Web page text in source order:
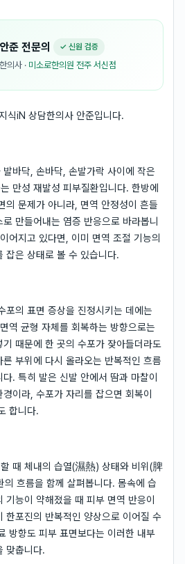
안준 전문의 ✓ 신원 검증
한의사 · 미소로한의원 전주 서신점
식iN 상담한의사 안준입니다.
바닥, 손바닥, 손발가락 사이에 작은
만성 재발성 피부질환입니다. 한방에
의 문제가 아니라, 면역 안정성이 흔들
만들어내는 염증 반응으로 바라봅니
어지고 있다면, 이미 면역 조절 기능의
잡은 상태로 볼 수 있습니다.
포의 표면 증상을 진정시키는 데에는
역 균형 자체를 회복하는 방향으로는
때문에 한 곳의 수포가 잦아들더라도
부위에 다시 올라오는 반복적인 흐름
. 특히 발은 신발 안에서 땀과 마찰이
이라, 수포가 자리를 잡으면 회복이
합니다.
때 체내의 습열(濕熱) 상태와 비위(脾
흐름을 함께 살펴봅니다. 몸속에 습
기능이 약해졌을 때 피부 면역 반응이
한포진의 반복적인 양상으로 이어질 수
방향도 피부 표면보다는 이러한 내부
맞춥니다.